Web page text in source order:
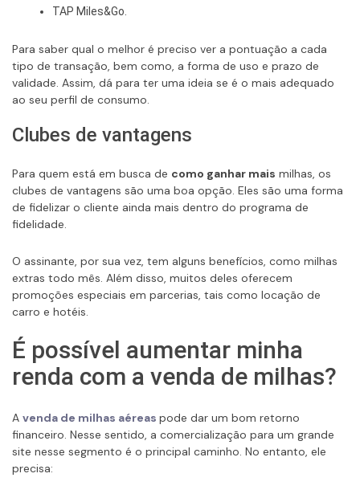
TAP Miles&Go.
Para saber qual o melhor é preciso ver a pontuação a cada
tipo de transação, bem como, a forma de uso e prazo de
validade. Assim, dá para ter uma ideia se é o mais adequado
ao seu perfil de consumo.
Clubes de vantagens
Para quem está em busca de como ganhar mais milhas, os
clubes de vantagens são uma boa opção. Eles são uma forma
de fidelizar o cliente ainda mais dentro do programa de
fidelidade.
O assinante, por sua vez, tem alguns benefícios, como milhas
extras todo mês. Além disso, muitos deles oferecem
promoções especiais em parcerias, tais como locação de
carro e hotéis.
É possível aumentar minha
renda com a venda de milhas?
A venda de milhas aéreas pode dar um bom retorno
financeiro. Nesse sentido, a comercialização para um grande
site nesse segmento é o principal caminho. No entanto, ele
precisa: